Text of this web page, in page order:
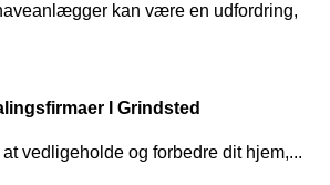
kan være en udfordring,
I Grindsted
vedligeholde og forbedre dit hjem,...